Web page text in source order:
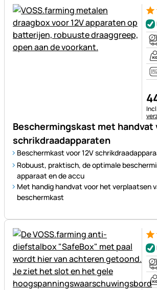
Beschermingskast met handvat
schrikdraadapparaten
Beschermkast voor 12V
Robuust, praktisch, de optimale
apparaat en de accu
Met handig handvat voor het verplaatsen
beschermkast
1
4